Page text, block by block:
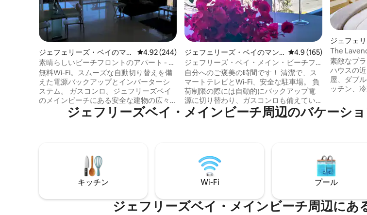
ジェフェリーズ・ベイのマン
ション・アパート
レビュー244件、5つ星中4.92つ星の平均評価
4.92 (244)
素晴らしいビーチフロントのアパート - メ
インビーチJBay
無料Wi-Fi。スムーズな自動切り替えを備
えた電源バックアップとインバーターシ
ステム。 ガスコンロ。ジェフリーズベイ
のメインビーチにある安全な建物の広々
としたアパートです。 寝室3部屋、バスル
ーム3部屋、床面積140平方メートル。 ラ
の目の前にあり、初心者にも経験豊富な
サーファーにも最適なスポットです。 地
下に専用ガレージがあります。 レストラ
ンやバーに近いですが、アパートは平和
で静かです。
ジェフェリーズ・ベイのマン
ション・アパート
レビュー165件、5つ星
4.9 (165)
ジェフリーズ・ベイ・メイン・ビーチフ
ロント、専用屋上付き
自分へのご褒美の時間です！ 清潔で、ス
マートテレビとWi-Fi、安全な駐車場。 負
荷制限の際には自動的にバックアップ電
源に切り替わり、ガスコンロも備えてい
ます。 ジェイベイのブルーフラッグメイ
ンビーチのすぐそばにある、足を休める
があります。 パノラマビューが見渡せま
す。 最先端の家電、冷蔵庫/冷凍庫、内蔵
の製氷機、浄水器。 快適なベッド、綿の
白いリネン、柔らかいタオル-すべてが至
ジェフェ
れ
The
素敵なプ
ハウスの
屋、ダブ
ッチン、
ーブル、
エンターテイ
ストランや
な町の中
ありません
ジェフリーズベイ・メインビーチ⁠周⁠辺⁠のバ⁠ケ⁠ー⁠シ⁠
キッチン Wi-Fi プール
ジェフリーズベイ・メインビーチ⁠周⁠辺⁠に⁠あ⁠